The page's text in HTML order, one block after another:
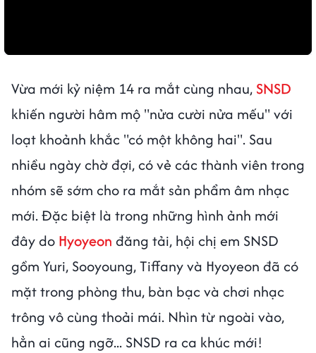
Vừa mới kỷ niệm 14 ra mắt cùng nhau, SNSD
khiến người hâm mộ "nửa cười nửa mếu" với
loạt khoảnh khắc "có một không hai". Sau
nhiều ngày chờ đợi, có vẻ các thành viên trong
nhóm sẽ sớm cho ra mắt sản phẩm âm nhạc
mới. Đặc biệt là trong những hình ảnh mới
đây do Hyoyeon đăng tải, hội chị em SNSD
gồm Yuri, Sooyoung, Tiffany và Hyoyeon đã có
mặt trong phòng thu, bàn bạc và chơi nhạc
trông vô cùng thoải mái. Nhìn từ ngoài vào,
hẳn ai cũng ngỡ... SNSD ra ca khúc mới!